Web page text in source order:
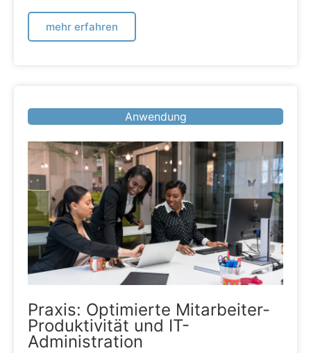
mehr erfahren
Anwendung
Praxis: Optimierte Mitarbeiter-
Produktivität und IT-
Administration